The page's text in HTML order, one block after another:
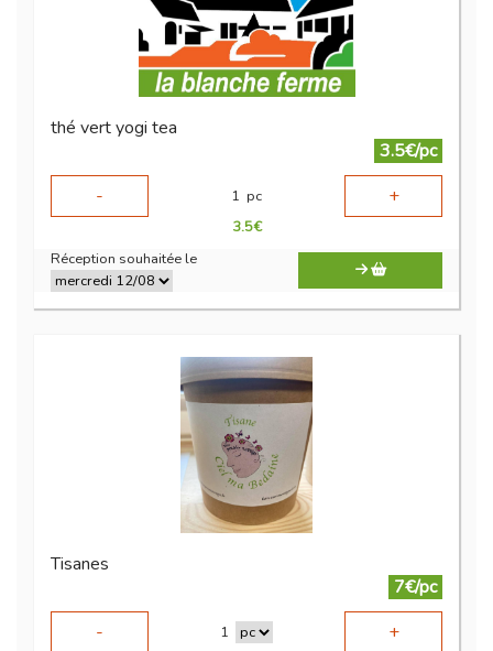
thé vert yogi tea
3.5€/pc
-
1 pc +
3.5€
Réception souhaitée le
Tisanes
7€/pc
-
1 +